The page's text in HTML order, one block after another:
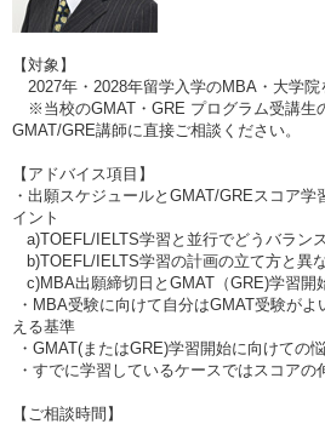
【対象】
2027年・2028年留学入学のMBA・大学院
※当校のGMAT・GRE プログラム受講生
GMAT/GRE講師に直接ご相談ください。
【アドバイス項目】
・出願スケジュールとGMAT/GREスコア
イント
a)TOEFL/IELTS学習と並行でどうバラン
b)TOEFL/IELTS学習の計画の立て方と異
c)MBA出願締切日とGMAT（GRE)学習開
・MBA受験に向けて自分はGMAT受験が
える基準
・GMAT(またはGRE)学習開始に向けての
・すでに学習しているケースではスコアの
【ご相談時間】